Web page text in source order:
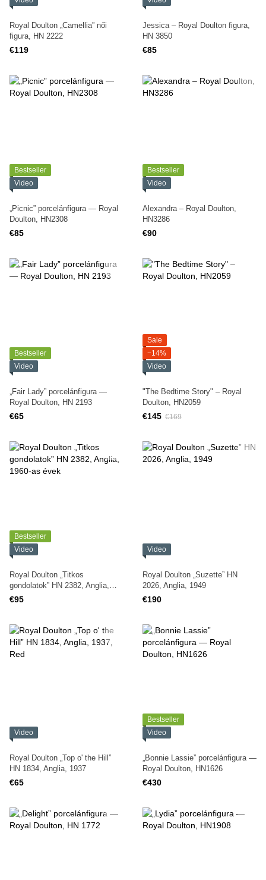
Royal Doulton „Camellia” női
figura, HN 2222
€119
Jessica – Royal Doulton figura,
HN 3850
€85
Bestseller
Video
„Picnic” porcelánfigura — Royal
Doulton, HN2308
€85
Bestseller
Video
Alexandra – Royal Doulton,
HN3286
€90
Bestseller
Video
„Fair Lady” porcelánfigura —
Royal Doulton, HN 2193
€65
Sale
−14%
Video
"The Bedtime Story" – Royal
Doulton, HN2059
€145 €169
Bestseller
Video
Royal Doulton „Titkos
gondolatok” HN 2382, Anglia,
1960-as évek
€95
Video
Royal Doulton „Suzette” HN
2026, Anglia, 1949
€190
Video
Royal Doulton „Top o' the Hill”
HN 1834, Anglia, 1937
€65
Bestseller
Video
„Bonnie Lassie” porcelánfigura —
Royal Doulton, HN1626
€430